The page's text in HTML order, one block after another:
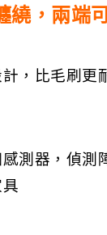
繞，兩端
，比毛刷更
測器，偵測